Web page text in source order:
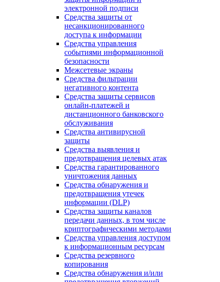
электронной подписи
Средства защиты от
несанкционированного
доступа к информации
Средства управления
событиями информационной
безопасности
Межсетевые экраны
Средства фильтрации
негативного контента
Средства защиты сервисов
онлайн-платежей и
дистанционного банковского
обслуживания
Средства антивирусной
защиты
Средства выявления и
предотвращения целевых атак
Средства гарантированного
уничтожения данных
Средства обнаружения и
предотвращения утечек
информации (DLP)
Средства защиты каналов
передачи данных, в том числе
криптографическими методами
Средства управления доступом
к информационным ресурсам
Средства резервного
копирования
Средства обнаружения и/или